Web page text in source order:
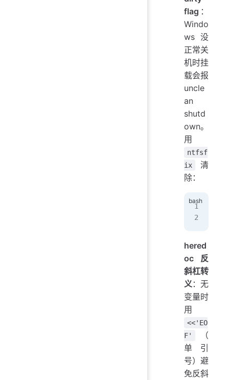
flag ：
Windo
ws 没
正常关
机时挂
载会报
uncle
an
shutd
own。
用
ntfsf
ix
清
除：
hered
oc 反
斜杠转
义 ：无
变量时
用
<<'EO
F'
（
单引
号）避
免反斜